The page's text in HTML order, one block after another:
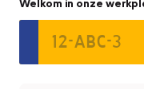
Welkom in onze